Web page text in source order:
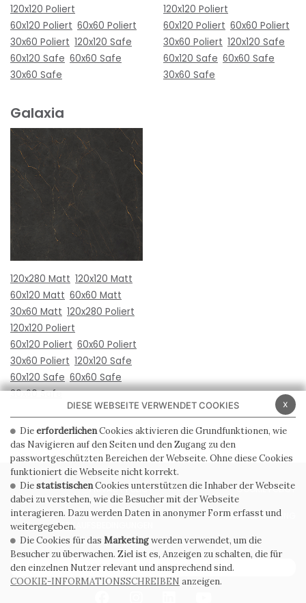
120x120 Poliert
60x120 Poliert 60x60 Poliert
30x60 Poliert 120x120 Safe
60x120 Safe 60x60 Safe
30x60 Safe
120x120 Poliert
60x120 Poliert 60x60 Poliert
30x60 Poliert 120x120 Safe
60x120 Safe 60x60 Safe
30x60 Safe
Galaxia
120x280 Matt 120x120 Matt
60x120 Matt 60x60 Matt
30x60 Matt 120x280 Poliert
120x120 Poliert
60x120 Poliert 60x60 Poliert
30x60 Poliert 120x120 Safe
60x120 Safe 60x60 Safe
30x60 Safe
PRIVACY POLICY COOKIE POLICY
ALLGEMEINE
VERKAUFSBEDINGUNGEN
WHISTLEBLOWING
ABONNIEREN SIE DEN NEWSLETTER
x
DIESE WEBSEITE VERWENDET COOKIES
DieerforderlichenCookies aktivieren die Grundfunktionen, wie
das Navigieren auf den Seiten und den Zugang zu den
passwortgeschützten Bereichen der Webseite. Ohne diese Cookies
funktioniert die Webseite nicht korrekt.
DiestatistischenCookies unterstützen die Inhaber der Webseite
dabei zu verstehen, wie die Besucher mit der Webseite
interagieren. Dazu werden Daten in anonymer Form erfasst und
weitergegeben.
Die Cookies für das Marketingwerden verwendet, um die
Besucher zu überwachen. Ziel ist es, Anzeigen zu schalten, die für
den einzelnen Nutzer relevant und ansprechend sind.
COOKIE-INFORMATIONSSCHREIBEN anzeigen.